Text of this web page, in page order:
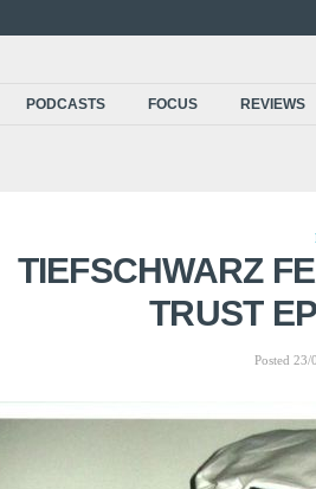
PODCASTS FOCUS REVIEWS
TIEFSCHWARZ
TRUST
Posted 23/